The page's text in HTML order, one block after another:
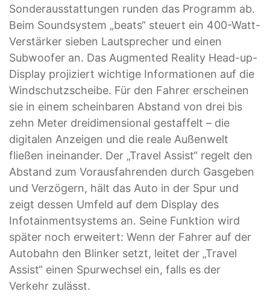
Sonderausstattungen runden das Programm ab.
Beim Soundsystem „beats“ steuert ein 400-Watt-
Verstärker sieben Lautsprecher und einen
Subwoofer an. Das Augmented Reality Head-up-
Display projiziert wichtige Informationen auf die
Windschutzscheibe. Für den Fahrer erscheinen
sie in einem scheinbaren Abstand von drei bis
zehn Meter dreidimensional gestaffelt – die
digitalen Anzeigen und die reale Außenwelt
fließen ineinander. Der „Travel Assist“ regelt den
Abstand zum Vorausfahrenden durch Gasgeben
und Verzögern, hält das Auto in der Spur und
zeigt dessen Umfeld auf dem Display des
Infotainmentsystems an. Seine Funktion wird
später noch erweitert: Wenn der Fahrer auf der
Autobahn den Blinker setzt, leitet der „Travel
Assist“ einen Spurwechsel ein, falls es der
Verkehr zulässt.